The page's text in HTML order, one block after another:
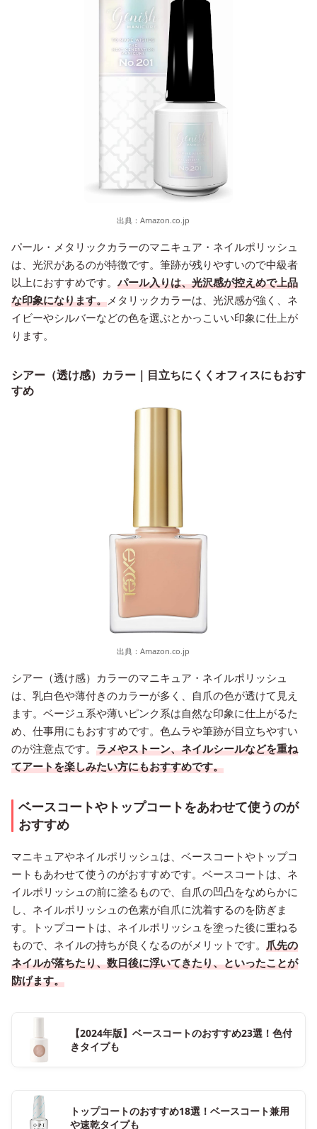
出典： Amazon.co.jp
パール・メタリックカラーのマニキュア・ネイルポリッシュ
は、光沢があるのが特徴です。筆跡が残りやすいので中級者
以上におすすめです。 パール入りは、光沢感が控えめで上品
な印象になります。メタリックカラーは、光沢感が強く、ネ
イビーやシルバーなどの色を選ぶとかっこいい印象に仕上が
ります。
シアー（透け感）カラー｜目立ちにくくオフィスにもおす
すめ
出典： Amazon.co.jp
シアー（透け感）カラーのマニキュア・ネイルポリッシュ
は、乳白色や薄付きのカラーが多く、自爪の色が透けて見え
ます。ベージュ系や薄いピンク系は自然な印象に仕上がるた
め、仕事用にもおすすめです。色ムラや筆跡が目立ちやすい
のが注意点です。 ラメやストーン、ネイルシールなどを重ね
てアートを楽しみたい方にもおすすめです。
ベースコートやトップコートをあわせて使うのが
おすすめ
マニキュアやネイルポリッシュは、ベースコートやトップコ
ートもあわせて使うのがおすすめです。ベースコートは、ネ
イルポリッシュの前に塗るもので、自爪の凹凸をなめらかに
し、ネイルポリッシュの色素が自爪に沈着するのを防ぎま
す。トップコートは、ネイルポリッシュを塗った後に重ねる
もので、ネイルの持ちが良くなるのがメリットです。 爪先の
ネイルが落ちたり、数日後に浮いてきたり、といったことが
防げます。
【2024年版】ベースコートのおすすめ23選！色付
きタイプも
トップコートのおすすめ18選！ベースコート兼用
や速乾タイプも